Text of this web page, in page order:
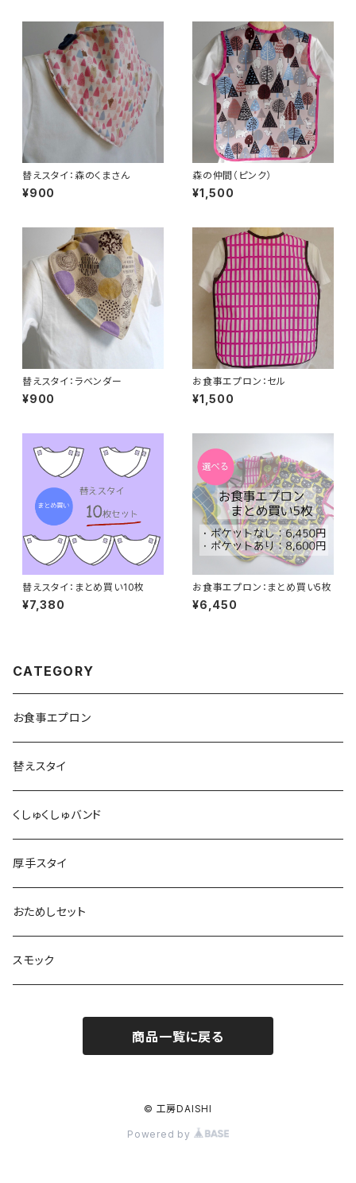
替えスタイ：森のくまさん
¥900
森の仲間（ピンク）
¥1,500
替えスタイ：ラベンダー
¥900
お食事エプロン：セル
¥1,500
替えスタイ：まとめ買い10枚
¥7,380
お食事エプロン：まとめ買い5枚
¥6,450
CATEGORY
お食事エプロン
替えスタイ
くしゅくしゅバンド
厚手スタイ
おためしセット
スモック
商品一覧に戻る
© 工房DAISHI
Powered by